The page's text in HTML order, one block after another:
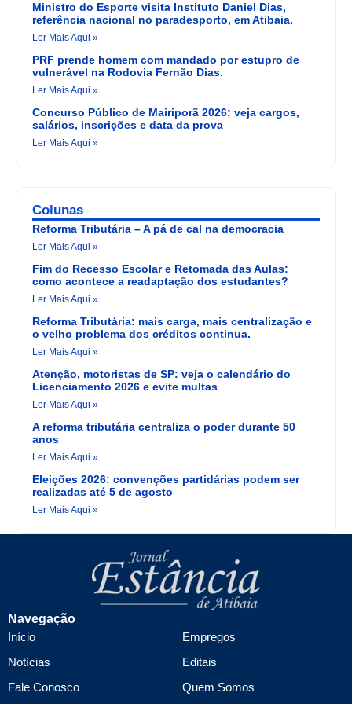
Ministro do Esporte visita Instituto Daniel Dias,
referência nacional no paradesporto, em Atibaia.
Ler Mais Aqui »
PRF prende homem com mandado por estupro de
vulnerável na Rodovia Fernão Dias.
Ler Mais Aqui »
Concurso Público de Mairiporã 2026: veja cargos,
salários, inscrições e data da prova
Ler Mais Aqui »
Colunas
Reforma Tributária – A pá de cal na democracia
Ler Mais Aqui »
Fim do Recesso Escolar e Retomada das Aulas:
como acontece a readaptação dos estudantes?
Ler Mais Aqui »
Reforma Tributária: mais carga, mais centralização e
o velho problema dos créditos continua.
Ler Mais Aqui »
Atenção, motoristas de SP: veja o calendário do
Licenciamento 2026 e evite multas
Ler Mais Aqui »
A reforma tributária centraliza o poder durante 50
anos
Ler Mais Aqui »
Eleições 2026: convenções partidárias podem ser
realizadas até 5 de agosto
Ler Mais Aqui »
Navegação
Início
Notícias
Fale Conosco
Empregos
Editais
Quem Somos